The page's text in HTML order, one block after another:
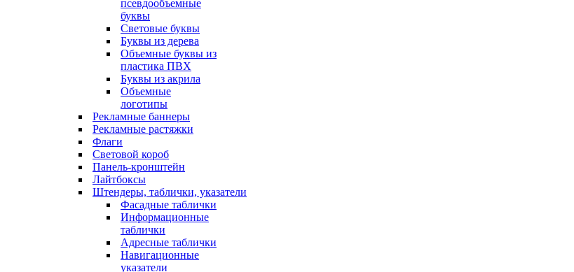
псевдообъемные
буквы
Световые буквы
Буквы из дерева
Объемные буквы из
пластика ПВХ
Буквы из акрила
Объемные
логотипы
Рекламные баннеры
Рекламные растяжки
Флаги
Световой короб
Панель-кронштейн
Лайтбоксы
Штендеры, таблички, указатели
Фасадные таблички
Информационные
таблички
Адресные таблички
Навигационные
указатели